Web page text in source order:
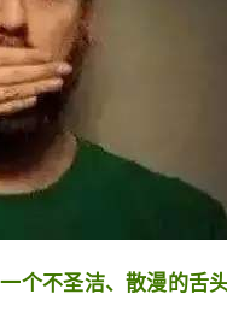
个不圣洁、散漫的舌